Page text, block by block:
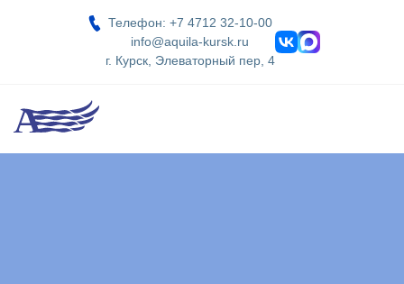
Телефон: +7 4712 32-10-00
info@aquila-kursk.ru
г. Курск, Элеваторный пер, 4